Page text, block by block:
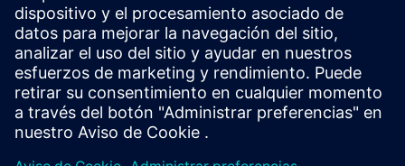
posible usar FVD/VSD en el caso de equipos de baja
tensión)
Equipo = giratorio
Conectividad (4G, WiFi, LAN)
Hardware SAM4 (dispositivo de adquisición de datos)